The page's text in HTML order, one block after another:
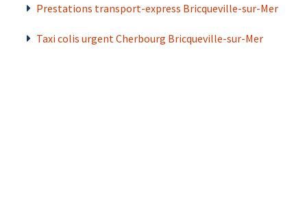
Prestations transport-express Bricqueville-sur-Mer
Taxi colis urgent Cherbourg Bricqueville-sur-Mer